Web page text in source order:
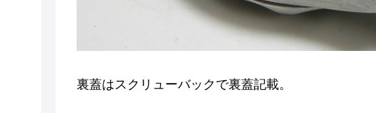
裏蓋はスクリューバックで裏蓋記載。